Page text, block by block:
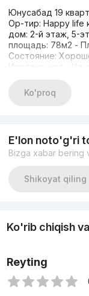
Юнусабад 19
Ор-тир: Happy life
дом: 2-й этаж, 5-
площадь: 78м2 -
Состояние:
Ипотека: нет -
Ko'proq
E'lon noto'g'ri
Bizga xabar bering
Shikoyat qiling
Ko'rib chiqish
Reyting